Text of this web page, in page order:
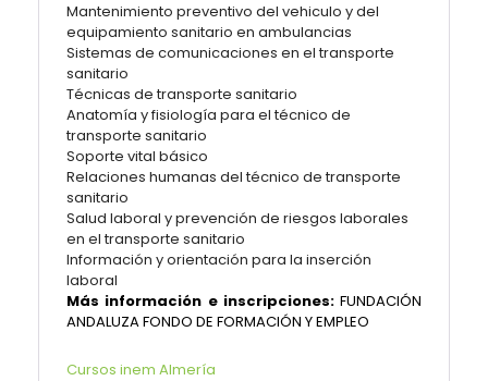
Mantenimiento preventivo del vehiculo y del
equipamiento sanitario en ambulancias
Sistemas de comunicaciones en el transporte
sanitario
Técnicas de transporte sanitario
Anatomía y fisiología para el técnico de
transporte sanitario
Soporte vital básico
Relaciones humanas del técnico de transporte
sanitario
Salud laboral y prevención de riesgos laborales
en el transporte sanitario
Información y orientación para la inserción
laboral
Más información e inscripciones:FUNDACIÓN
ANDALUZA FONDO DE FORMACIÓN Y EMPLEO
Cursos inem Almería